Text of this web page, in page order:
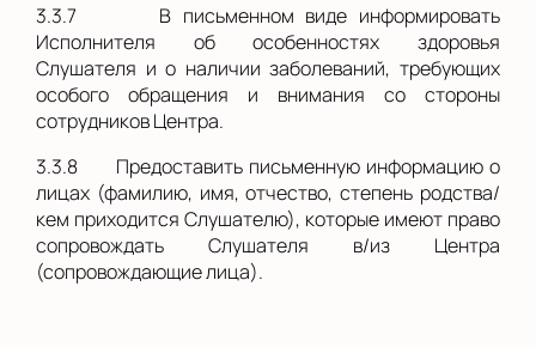
3.3.7
В письменном виде информировать
Исполнителя об особенностях здоровья
Слушателя и о наличии заболеваний, требующих
особого обращения и внимания со стороны
сотрудников Центра.
3.3.8
Предоставить письменную информацию о
лицах (фамилию, имя, отчество, степень родства/
кем приходится Слушателю), которые имеют право
сопровождать Слушателя в/из Центра
(сопровождающие лица).